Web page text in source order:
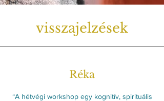
visszajelzések
Réka
“A hétvégi workshop egy kognitív, spirituális